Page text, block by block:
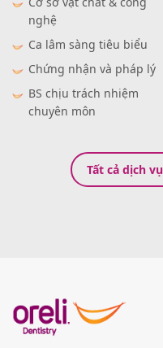
nghệ
Ca lâm sàng tiêu biểu
Chứng nhận và pháp lý
BS chịu trách nhiệm
chuyên môn
Tất cả dịch vụ